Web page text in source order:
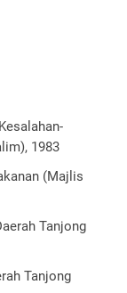
1983
(Majlis
Tanjong
Tanjong